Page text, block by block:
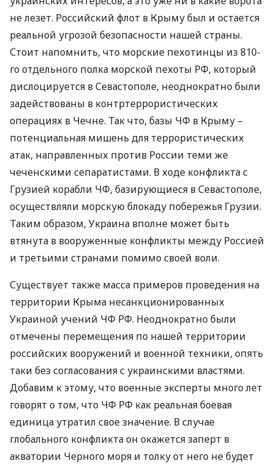
не лезет. Российский флот в Крыму был и остается
реальной угрозой безопасности нашей страны.
Стоит напомнить, что морские пехотинцы из 810-
го отдельного полка морской пехоты РФ, который
дислоцируется в Севастополе, неоднократно были
задействованы в контртеррористических
операциях в Чечне. Так что, базы ЧФ в Крыму –
потенциальная мишень для террористических
атак, направленных против России теми же
чеченскими сепаратистами. В ходе конфликта с
Грузией корабли ЧФ, базирующиеся в Севастополе,
осуществляли морскую блокаду побережья Грузии.
Таким образом, Украина вполне может быть
втянута в вооруженные конфликты между Россией
и третьими странами помимо своей воли.
Существует также масса примеров проведения на
территории Крыма несанкционированных
Украиной учений ЧФ РФ. Неоднократно были
отмечены перемещения по нашей территории
российских вооружений и военной техники, опять
таки без согласования с украинскими властями.
Добавим к этому, что военные эксперты много лет
говорят о том, что ЧФ РФ как реальная боевая
единица утратил свое значение. В случае
глобального конфликта он окажется заперт в
акватории Черного моря и толку от него не будет